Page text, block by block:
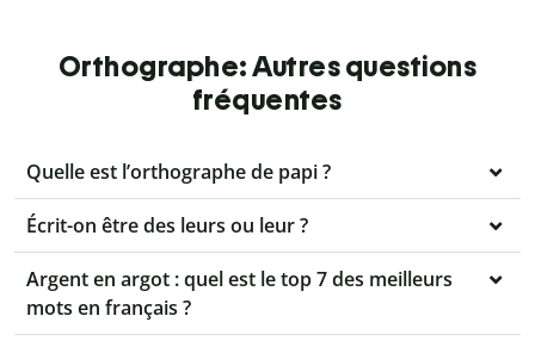
Orthographe: Autres questions
fréquentes
Quelle est l’orthographe de papi ?
Écrit-on être des leurs ou leur ?
Argent en argot : quel est le top 7 des meilleurs
mots en français ?